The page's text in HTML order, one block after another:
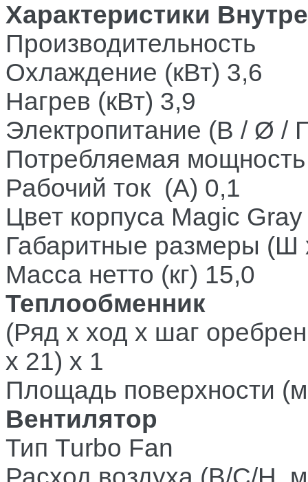
Характеристики
Производительность
Охлаждение (кВт) 3,6
Нагрев (кВт) 3,9
Электропитание (В / Ø /
Потребляемая
Рабочий ток (А) 0,1
Цвет корпуса Magic Gray
Габаритные размеры (Ш
Масса нетто (кг)
Теплообменник
(Ряд x ход x шаг
x 21) x 1
Площадь поверхности
Вентилятор
Тип Turbo Fan